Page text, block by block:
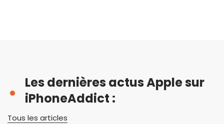
Les dernières actus Apple sur
iPhoneAddict :
Tous les articles